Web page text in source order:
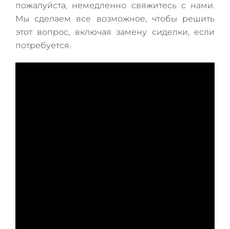
пожалуйста, немедленно свяжитесь с нами.
Мы сделаем все возможное, чтобы решить
этот вопрос, включая замену сиделки, если
потребуется.